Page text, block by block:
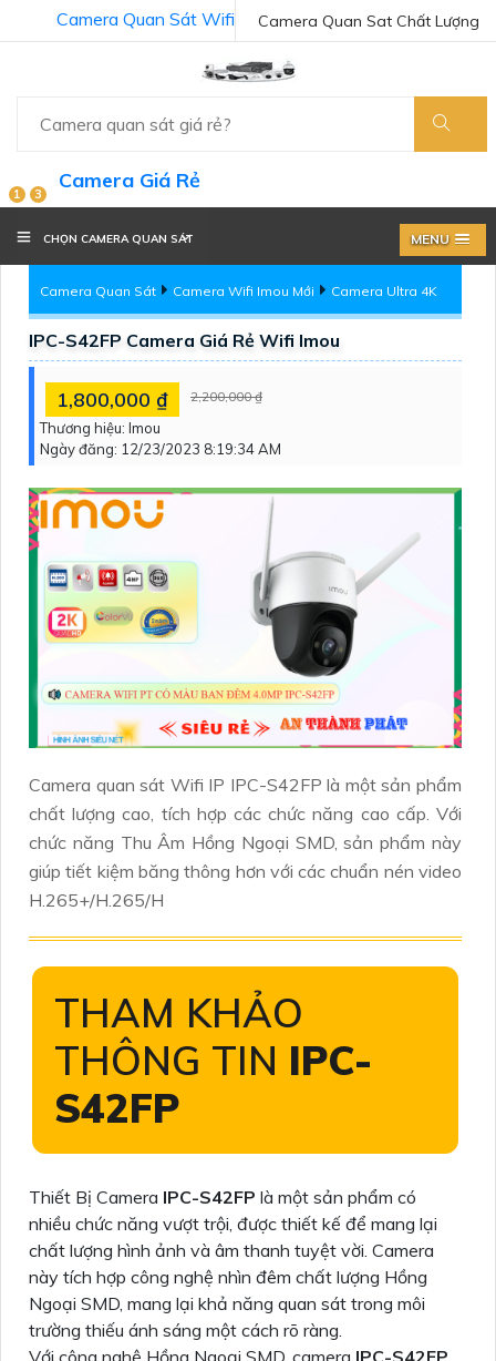
Camera Quan Sat Chất Lượng
Camera Quan Sát Wifi
1 3
Camera Giá Rẻ
CHỌN CAMERA QUAN SÁT MENU
Camera Quan Sát Camera Wifi Imou Mới Camera Ultra 4K
IPC-S42FP Camera Giá Rẻ Wifi Imou
1,800,000 ₫ 2,200,000 ₫
Thương hiệu: Imou
Ngày đăng: 12/23/2023 8:19:34 AM
Camera quan sát Wifi IP IPC-S42FP là một sản phẩm
chất lượng cao, tích hợp các chức năng cao cấp. Với
chức năng Thu Âm Hồng Ngoại SMD, sản phẩm này
giúp tiết kiệm băng thông hơn với các chuẩn nén video
H.265+/H.265/H
THAM KHẢO
THÔNG TIN IPC-
S42FP
Thiết Bị Camera IPC-S42FP là một sản phẩm có
nhiều chức năng vượt trội, được thiết kế để mang lại
chất lượng hình ảnh và âm thanh tuyệt vời. Camera
này tích hợp công nghệ nhìn đêm chất lượng Hồng
Ngoại SMD, mang lại khả năng quan sát trong môi
trường thiếu ánh sáng một cách rõ ràng.